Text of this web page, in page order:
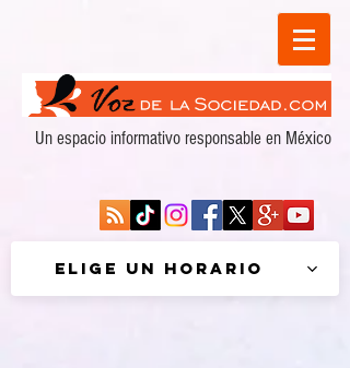
Un espacio informativo responsable en México
Elige un horario